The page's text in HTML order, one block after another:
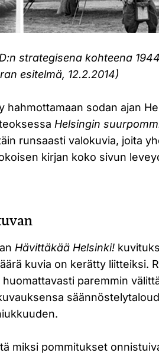
strategisena kohteena
esitelmä, 12.2.2014)
hahmottamaan sodan ajan
Helsingin
runsaasti valokuvia, joita
kirjan koko sivun
Hävittäkää Helsinki!
kuvia on kerätty liitteiksi.
paremmin
miksi pommitukset